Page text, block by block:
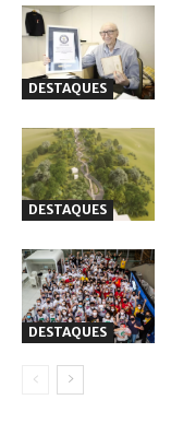
DESTAQUES
DESTAQUES
DESTAQUES